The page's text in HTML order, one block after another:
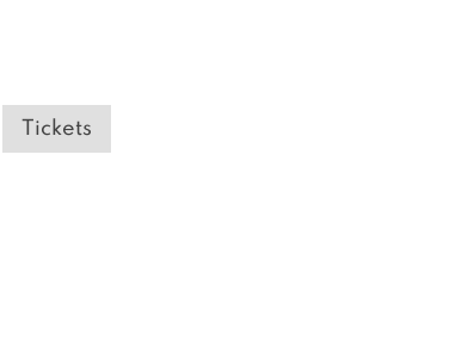
Tickets